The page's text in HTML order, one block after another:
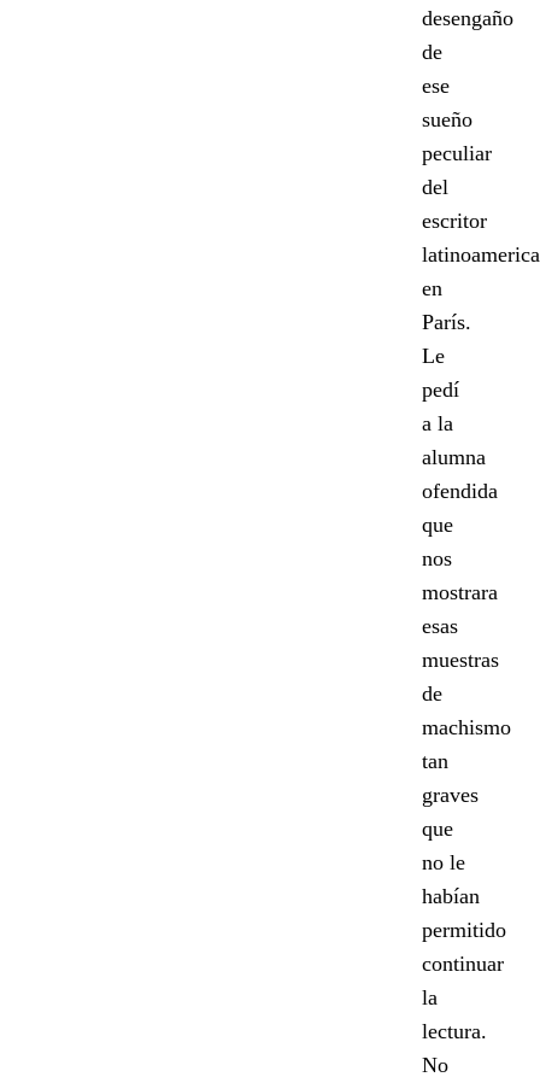
desengaño
de
ese
sueño
peculiar
del
escritor
en
París.
Le
pedí
a la
alumna
ofendida
que
nos
mostrara
esas
muestras
de
machismo
tan
graves
que
no le
habían
permitido
continuar
la
lectura.
No